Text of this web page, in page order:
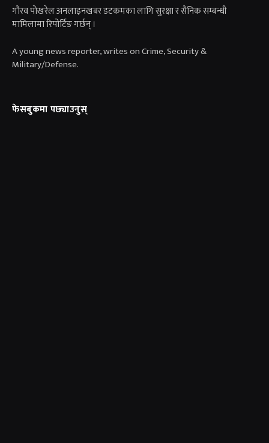
गाैरव पोखरेल अनलाइनखबर डटकमका लागि सुरक्षा र सैनिक सम्बन्धी
मामिलामा रिपोर्टिङ गर्छन् ।
A young news reporter, writes on Crime, Security &
Military/Defense.
फेसबुकमा पछ्याउनुस्